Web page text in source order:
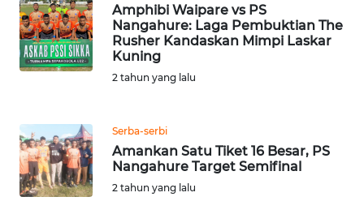
Amphibi Waipare vs PS
Nangahure: Laga Pembuktian The
Rusher Kandaskan Mimpi Laskar
Kuning
2 tahun yang lalu
Serba-serbi
Amankan Satu Tiket 16 Besar, PS
Nangahure Target Semifinal
2 tahun yang lalu
TENTANG
KAMI
PEDOMAN
REDAKSI
KARIR